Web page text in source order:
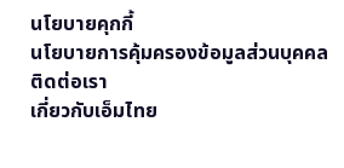
นโยบายคุกกี้
นโยบายการคุ้มครองข้อมูลส่วนบุคคล
ติดต่อเรา
เกี่ยวกับเอ็มไทย